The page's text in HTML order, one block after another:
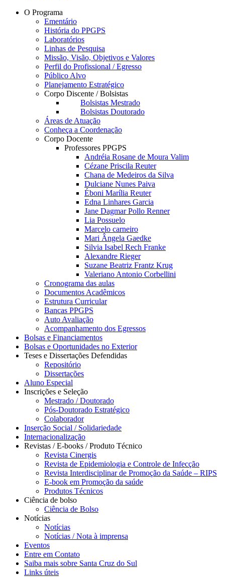
O Programa
Ementário
História do PPGPS
Laboratórios
Linhas de Pesquisa
Missão, Visão, Objetivos e Valores
Perfil do Profissional / Egresso
Público Alvo
Planejamento Estratégico
Corpo Discente / Bolsistas
Bolsistas Mestrado
Bolsistas Doutorado
Áreas de Atuação
Conheça a Coordenação
Corpo Docente
Professores PPGPS
Andréia Rosane de Moura Valim
Cézane Priscila Reuter
Chana de Medeiros da Silva
Dulciane Nunes Paiva
Éboni Marília Reuter
Edna Linhares Garcia
Jane Dagmar Pollo Renner
Lia Possuelo
Marcelo carneiro
Mari Ângela Gaedke
Silvia Isabel Rech Franke
Alexandre Rieger
Suzane Beatriz Frantz Krug
Valeriano Antonio Corbellini
Cronograma das aulas
Documentos Acadêmicos
Estrutura Curricular
Bancas PPGPS
Auto Avaliação
Acompanhamento dos Egressos
Bolsas e Financiamentos
Bolsas e Oportunidades no Exterior
Teses e Dissertações Defendidas
Repositório
Dissertações
Aluno Especial
Inscrições e Seleção
Mestrado / Doutorado
Pós-Doutorado Estratégico
Colaborador
Inserção Social / Solidariedade
Internacionalização
Revistas / E-books / Produto Técnico
Revista Cinergis
Revista de Epidemiologia e Controle de Infecção
Revista Interdisciplinar de Promoção da Saúde – RIPS
E-book em Promoção da saúde
Produtos Técnicos
Ciência de bolso
Ciência de Bolso
Notícias
Notícias
Notícias / Nota à imprensa
Eventos
Entre em Contato
Saiba mais sobre Santa Cruz do Sul
Links úteis